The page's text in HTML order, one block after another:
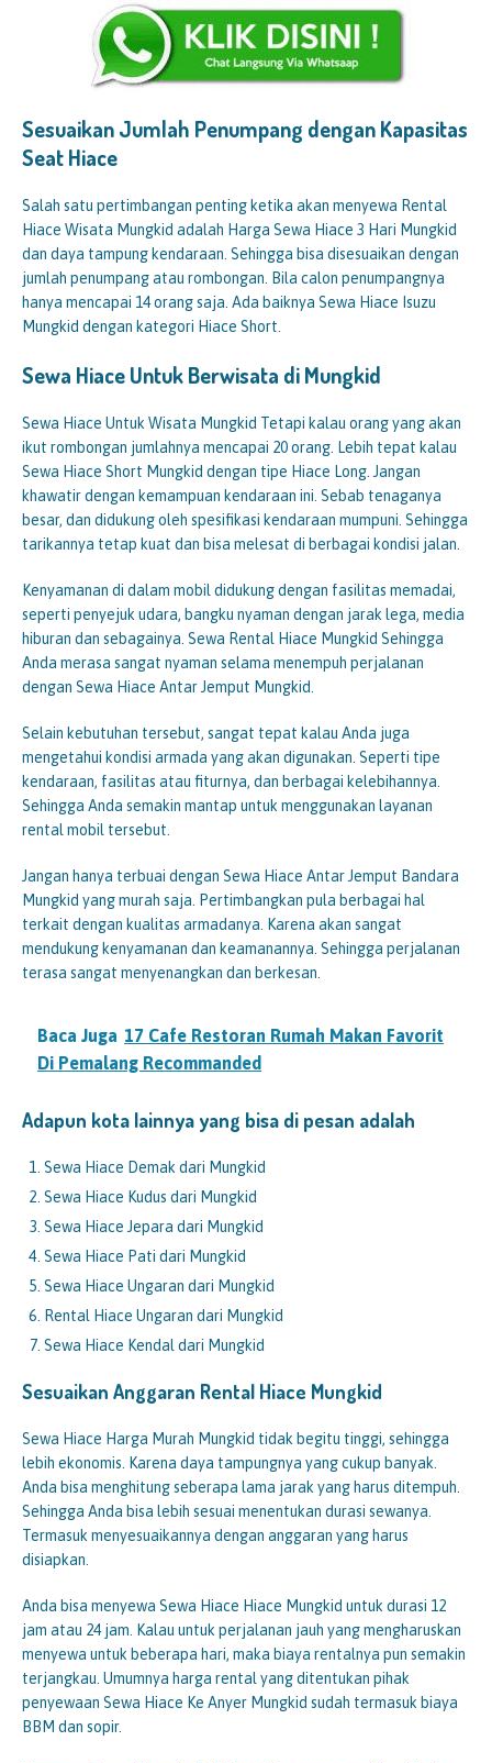
Sesuaikan Jumlah Penumpang dengan Kapasitas
Seat Hiace
Salah satu pertimbangan penting ketika akan menyewa Rental
Hiace Wisata Mungkid adalah Harga Sewa Hiace 3 Hari Mungkid
dan daya tampung kendaraan. Sehingga bisa disesuaikan dengan
jumlah penumpang atau rombongan. Bila calon penumpangnya
hanya mencapai 14 orang saja. Ada baiknya Sewa Hiace Isuzu
Mungkid dengan kategori Hiace Short.
Sewa Hiace Untuk Berwisata diMungkid
Sewa Hiace Untuk Wisata Mungkid Tetapi kalau orang yang akan
ikut rombongan jumlahnya mencapai 20 orang. Lebih tepat kalau
Sewa Hiace Short Mungkid dengan tipe Hiace Long. Jangan
khawatir dengan kemampuan kendaraan ini. Sebab tenaganya
besar, dan didukung oleh spesifikasi kendaraan mumpuni. Sehingga
tarikannya tetap kuat dan bisa melesat di berbagai kondisi jalan.
Kenyamanan di dalam mobil didukung dengan fasilitas memadai,
seperti penyejuk udara, bangku nyaman dengan jarak lega, media
hiburan dan sebagainya. Sewa Rental Hiace Mungkid Sehingga
Anda merasa sangat nyaman selama menempuh perjalanan
dengan Sewa Hiace Antar Jemput Mungkid.
Selain kebutuhan tersebut, sangat tepat kalau Anda juga
mengetahui kondisi armada yang akan digunakan. Seperti tipe
kendaraan, fasilitas atau fiturnya, dan berbagai kelebihannya.
Sehingga Anda semakin mantap untuk menggunakan layanan
rental mobil tersebut.
Jangan hanya terbuai dengan Sewa Hiace Antar Jemput Bandara
Mungkid yang murah saja. Pertimbangkan pula berbagai hal
terkait dengan kualitas armadanya. Karena akan sangat
mendukung kenyamanan dan keamanannya. Sehingga perjalanan
terasa sangat menyenangkan dan berkesan.
Baca Juga 17 Cafe Restoran Rumah Makan Favorit
Di Pemalang Recommanded
Adapun kota lainnya yang bisa di pesan adalah
Sewa Hiace Demak dari Mungkid
Sewa Hiace Kudus dari Mungkid
Sewa Hiace Jepara dari Mungkid
Sewa Hiace Pati dari Mungkid
Sewa Hiace Ungaran dari Mungkid
Rental Hiace Ungaran dari Mungkid
Sewa Hiace Kendal dari Mungkid
Sesuaikan Anggaran Rental Hiace Mungkid
Sewa Hiace Harga Murah Mungkid tidak begitu tinggi, sehingga
lebih ekonomis. Karena daya tampungnya yang cukup banyak.
Anda bisa menghitung seberapa lama jarak yang harus ditempuh.
Sehingga Anda bisa lebih sesuai menentukan durasi sewanya.
Termasuk menyesuaikannya dengan anggaran yang harus
disiapkan.
Anda bisa menyewa Sewa Hiace Hiace Mungkid untuk durasi 12
jam atau 24 jam. Kalau untuk perjalanan jauh yang mengharuskan
menyewa untuk beberapa hari, maka biaya rentalnya pun semakin
terjangkau. Umumnya harga rental yang ditentukan pihak
penyewaan Sewa Hiace Ke Anyer Mungkid sudah termasuk biaya
BBM dan sopir.